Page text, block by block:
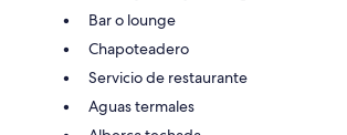
Bar o lounge
Chapoteadero
Servicio de restaurante
Aguas termales